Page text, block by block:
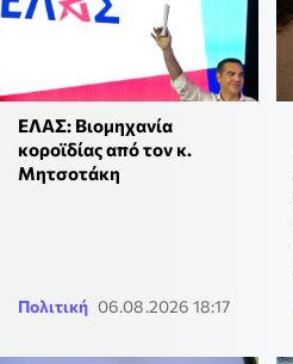
ΕΛΑΣ: Βιομηχανία
κοροϊδίας από τον κ.
Μητσοτάκη
Πολιτική 06.08.2026 18:17